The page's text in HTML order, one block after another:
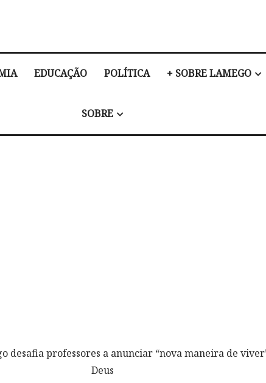
EDUCAÇÃO POLÍTICA + SOBRE LAMEGO
SOBRE
desafia professores a anunciar “nova maneira de
Deus